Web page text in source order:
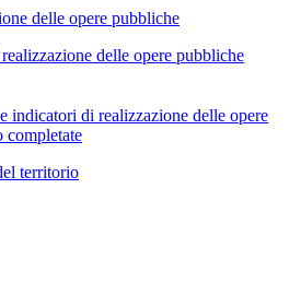
delle opere pubbliche
delle opere pubbliche
indicatori di realizzazione delle opere
completate
territorio